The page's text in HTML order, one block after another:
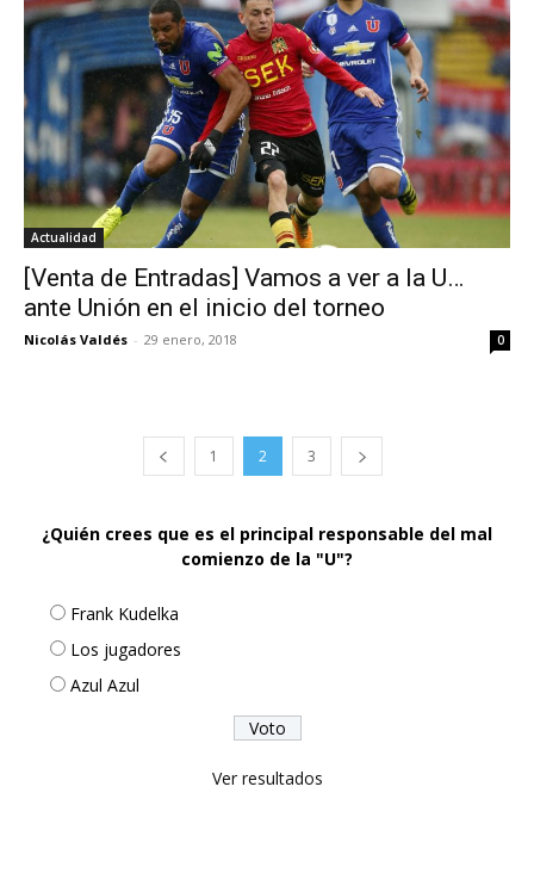
Actualidad
[Venta de Entradas] Vamos a ver a la U…
ante Unión en el inicio del torneo
Nicolás Valdés - 29 enero, 2018 0
1 2 3
¿Quién crees que es el principal responsable del mal
comienzo de la "U"?
Frank Kudelka
Los jugadores
Azul Azul
Ver resultados